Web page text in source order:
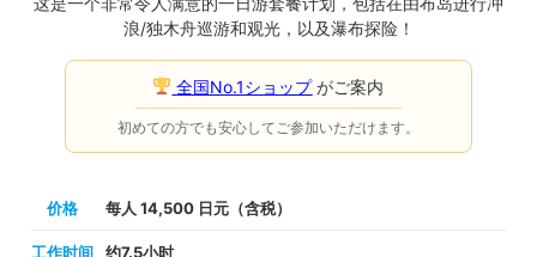
浪/独木舟巡游和观光，以及瀑布探险！
全国No.1ショップがご案内
初めての方でも安心してご参加いただけます。
价格 每人 14,500 日元（含税）
工作时间 约7.5小时